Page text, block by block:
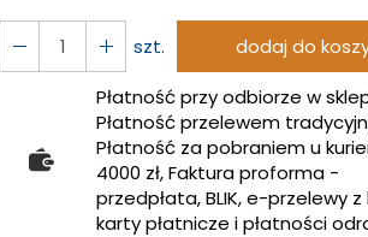
szt.
dodaj do
Płatność przy odbiorze w
Płatność przelewem
Płatność za pobraniem u
4000 zł, Faktura proforma -
przedpłata, BLIK, e-przelewy z
karty płatnicze i płatności